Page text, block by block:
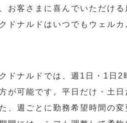
お客さまに喜んでいただけ
ドナルドはいつでもウェル
ドナルドでは、週1日・1日
が可能です。平日だけ・土
、週ごとに勤務希望時間の